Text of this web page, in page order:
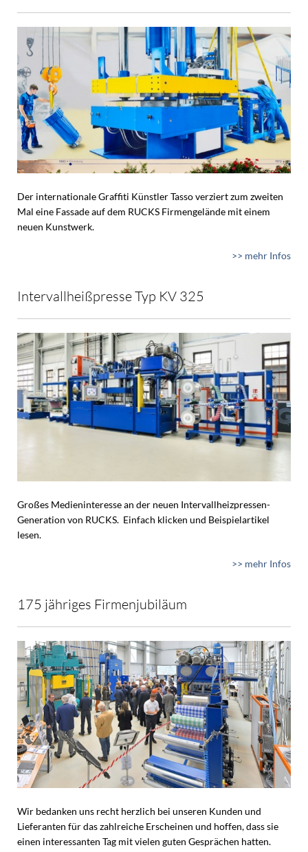
Der internationale Graffiti Künstler Tasso verziert zum zweiten
Mal eine Fassade auf dem RUCKS Firmengelände mit einem
neuen Kunstwerk.
>> mehr Infos
Intervallheißpresse Typ KV 325
Großes Medieninteresse an der neuen Intervallheizpressen-
Generation von RUCKS. Einfach klicken und Beispielartikel
lesen.
>> mehr Infos
175 jähriges Firmenjubiläum
Wir bedanken uns recht herzlich bei unseren Kunden und
Lieferanten für das zahlreiche Erscheinen und hoffen, dass sie
einen interessanten Tag mit vielen guten Gesprächen hatten.